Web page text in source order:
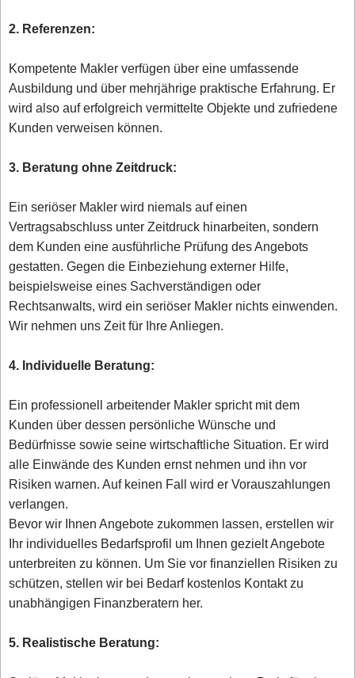
2. Referenzen:
Kompetente Makler verfügen über eine umfassende
Ausbildung und über mehrjährige praktische Erfahrung. Er
wird also auf erfolgreich vermittelte Objekte und zufriedene
Kunden verweisen können.
3. Beratung ohne Zeitdruck:
Ein seriöser Makler wird niemals auf einen
Vertragsabschluss unter Zeitdruck hinarbeiten, sondern
dem Kunden eine ausführliche Prüfung des Angebots
gestatten. Gegen die Einbeziehung externer Hilfe,
beispielsweise eines Sachverständigen oder
Rechtsanwalts, wird ein seriöser Makler nichts einwenden.
Wir nehmen uns Zeit für Ihre Anliegen.
4. Individuelle Beratung:
Ein professionell arbeitender Makler spricht mit dem
Kunden über dessen persönliche Wünsche und
Bedürfnisse sowie seine wirtschaftliche Situation. Er wird
alle Einwände des Kunden ernst nehmen und ihn vor
Risiken warnen. Auf keinen Fall wird er Vorauszahlungen
verlangen.
Bevor wir Ihnen Angebote zukommen lassen, erstellen wir
Ihr individuelles Bedarfsprofil um Ihnen gezielt Angebote
unterbreiten zu können. Um Sie vor finanziellen Risiken zu
schützen, stellen wir bei Bedarf kostenlos Kontakt zu
unabhängigen Finanzberatern her.
5. Realistische Beratung: